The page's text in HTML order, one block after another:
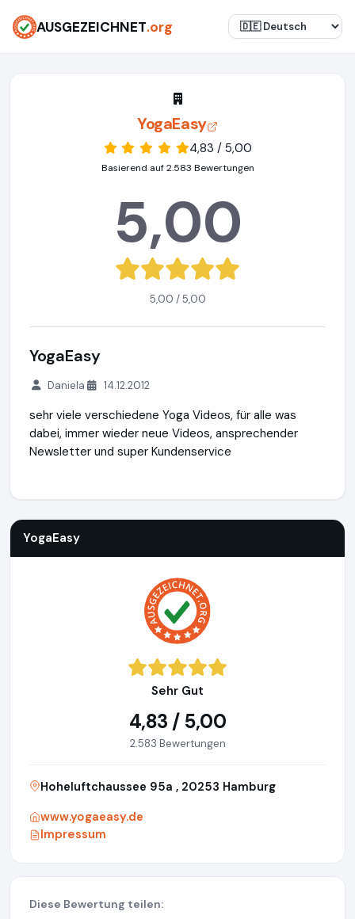
AUSGEZEICHNET.org
YogaEasy
4,83 / 5,00
Basierend auf 2.583 Bewertungen
5,00
5,00 / 5,00
YogaEasy
Daniela 14.12.2012
sehr viele verschiedene Yoga Videos, für alle was
dabei, immer wieder neue Videos, ansprechender
Newsletter und super Kundenservice
YogaEasy
Sehr Gut
4,83 / 5,00
2.583 Bewertungen
Hoheluftchaussee 95a , 20253 Hamburg
www.yogaeasy.de
Impressum
Diese Bewertung teilen: